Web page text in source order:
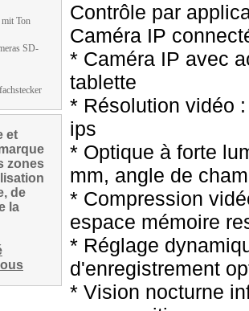
Ton
SD-
et
zones
de
la
Contrôle par
Caméra IP
* Caméra IP avec
tablette
* Résolution vidéo
ips
* Optique à forte
mm, angle de
* Compression
espace mémoire
* Réglage
d'enregistrement
* Vision nocturne